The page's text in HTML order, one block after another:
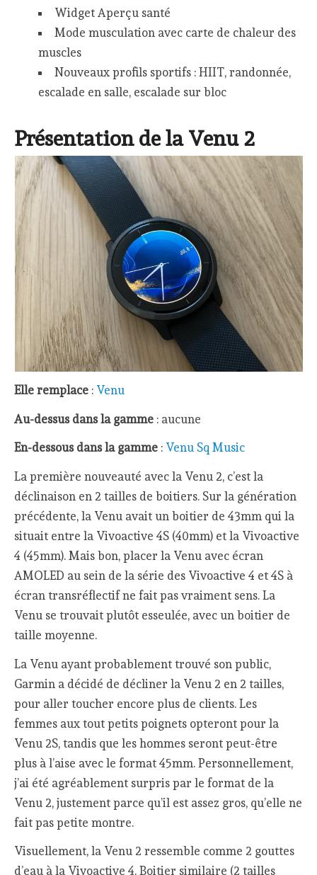
Widget Aperçu santé
Mode musculation avec carte de chaleur des
muscles
Nouveaux profils sportifs : HIIT, randonnée,
escalade en salle, escalade sur bloc
Présentation de la Venu 2
Elle remplace : Venu
Au-dessus dans la gamme : aucune
En-dessous dans la gamme : Venu Sq Music
La première nouveauté avec la Venu 2, c’est la
déclinaison en 2 tailles de boitiers. Sur la génération
précédente, la Venu avait un boitier de 43mm qui la
situait entre la Vivoactive 4S (40mm) et la Vivoactive
4 (45mm). Mais bon, placer la Venu avec écran
AMOLED au sein de la série des Vivoactive 4 et 4S à
écran transréflectif ne fait pas vraiment sens. La
Venu se trouvait plutôt esseulée, avec un boitier de
taille moyenne.
La Venu ayant probablement trouvé son public,
Garmin a décidé de décliner la Venu 2 en 2 tailles,
pour aller toucher encore plus de clients. Les
femmes aux tout petits poignets opteront pour la
Venu 2S, tandis que les hommes seront peut-être
plus à l’aise avec le format 45mm. Personnellement,
j’ai été agréablement surpris par le format de la
Venu 2, justement parce qu’il est assez gros, qu’elle ne
fait pas petite montre.
Visuellement, la Venu 2 ressemble comme 2 gouttes
d’eau à la Vivoactive 4. Boitier similaire (2 tailles